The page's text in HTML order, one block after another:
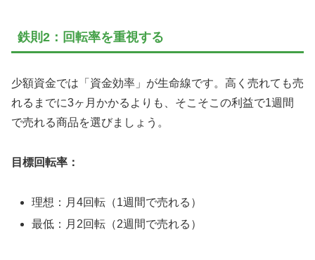
鉄則2：回転率を重視する
少額資金では「資金効率」が生命線です。高く売れても売
れるまでに3ヶ月かかるよりも、そこそこの利益で1週間
で売れる商品を選びましょう。
目標回転率：
理想：月4回転（1週間で売れる）
最低：月2回転（2週間で売れる）